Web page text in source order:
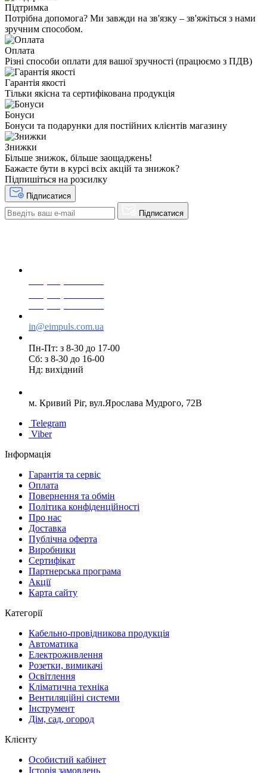
Підтримка
Потрібна допомога? Ми завжди на зв'язку – зв'яжіться з нами
зручним способом.
Оплата
Різні способи оплати для вашої зручності (працюємо з ПДВ)
Гарантія якості
Тільки якісна та сертифікована продукція
Бонуси
Бонуси та подарунки для постійних клієнтів магазину
Знижки
Більше знижок, більше заощаджень!
Бажаєте бути в курсі всіх акцій та знижок?
Підпишіться на розсилку
Підписатися
Підписатися
in@eimpuls.com.ua
Пн-Пт: з 8-30 до 17-00
Сб: з 8-30 до 16-00
Нд: вихідний
м. Кривий Ріг, вул.Ярослава Мудрого, 72В
Telegram
Viber
Інформація
Гарантія та сервіс
Оплата
Повернення та обмін
Політика конфіденційності
Про нас
Доставка
Публічна оферта
Виробники
Сертифікат
Партнерська програма
Акції
Карта сайту
Категорії
Кабельно-провідникова продукція
Автоматика
Електроживлення
Розетки, вимикачі
Освітлення
Кліматична техніка
Вентиляційні системи
Інструмент
Дім, сад, огород
Клієнту
Особистий кабінет
Історія замовлень